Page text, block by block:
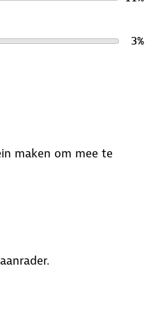
3%
maken om mee te